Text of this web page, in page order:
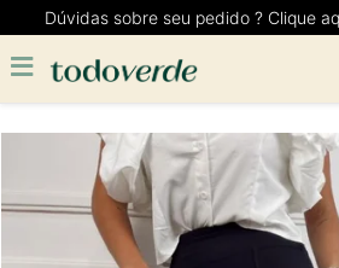
Dúvidas sobre seu pedido ? Clique